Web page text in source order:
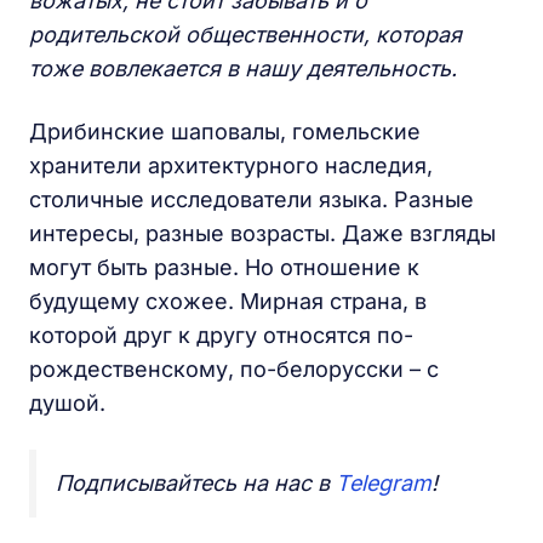
родительской общественности, которая
тоже вовлекается в нашу деятельность.
Дрибинские шаповалы, гомельские
хранители архитектурного наследия,
столичные исследователи языка. Разные
интересы, разные возрасты. Даже взгляды
могут быть разные. Но отношение к
будущему схожее. Мирная страна, в
которой друг к другу относятся по-
рождественскому, по-белорусски – с
душой.
Подписывайтесь на нас в Telegram!